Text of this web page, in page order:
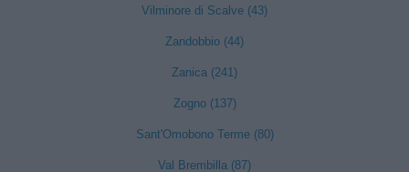
Vilminore di Scalve (43)
Zandobbio (44)
Zanica (241)
Zogno (137)
Sant'Omobono Terme (80)
Val Brembilla (87)